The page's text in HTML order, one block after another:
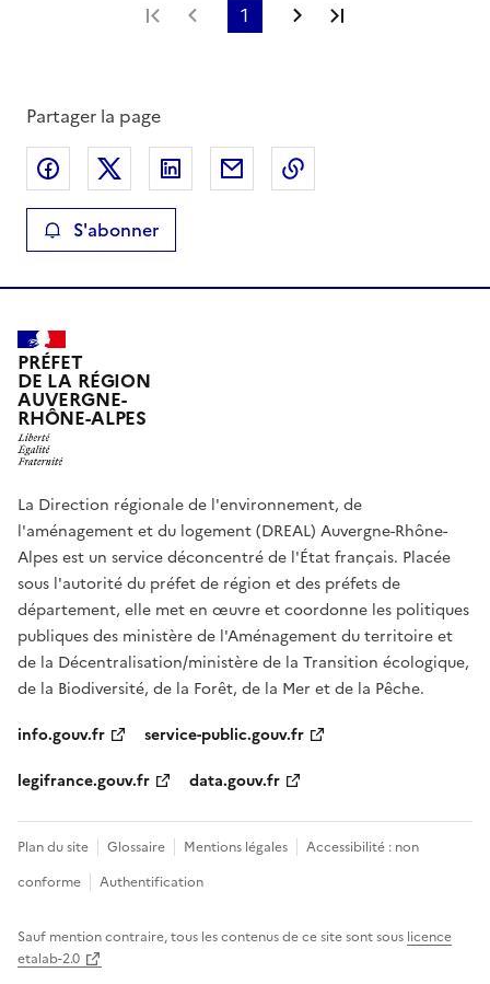
Première page
Page précédente
1 Page suivante
Partager la page
Partager sur Facebook
Partager sur XPartager sur LinkedIn
Partager par email
S'abonner
PRÉFET
DE LA RÉGION
AUVERGNE-
RHÔNE-ALPES
La Direction régionale de l'environnement, de
l'aménagement et du logement (DREAL) Auvergne-Rhône-
Alpes est un service déconcentré de l'État français. Placée
sous l'autorité du préfet de région et des préfets de
département, elle met en œuvre et coordonne les politiques
publiques des ministère de l'Aménagement du territoire et
de la Décentralisation/ministère de la Transition écologique,
de la Biodiversité, de la Forêt, de la Mer et de la Pêche.
info.gouv.fr
service-public.gouv.fr
legifrance.gouv.fr
data.gouv.fr
Plan du site Glossaire Mentions légales
Accessibilité : non
conforme
Authentification
Sauf mention contraire, tous les contenus de ce site sont sous licence
etalab-2.0